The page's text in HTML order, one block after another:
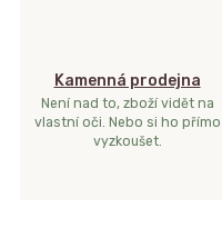
Kamenná prodejna
Není nad to, zboží vidět na
vlastní oči. Nebo si ho přímo
vyzkoušet.